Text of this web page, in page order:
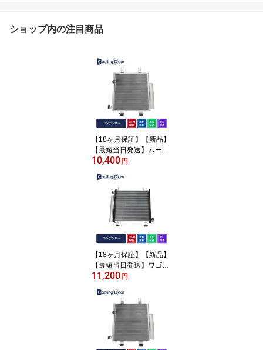
ショップ内の注目商品
【18ヶ月保証】【新品】
【最短当日発送】ムーヴ
コンデンサー L175S L18
50-B2110 88450-B2140)
10,400 円
【18ヶ月保証】【新品】
【最短当日発送】ワゴン
R コンデンサー MH34S
11,200 円